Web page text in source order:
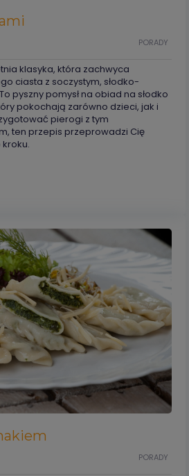
PORADY
klasyka, która zachwyca
ciasta z soczystym, słodko-
pyszny pomysł na obiad na słodko
pokochają zarówno dzieci, jak i
pierogi z tym
ten przepis przeprowadzi Cię
PORADY